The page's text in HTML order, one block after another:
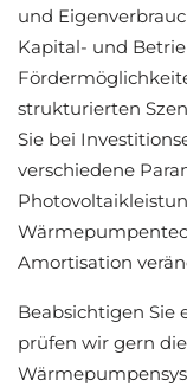
und
Kapital- und
strukturierten
Sie bei
verschiedene
Amortisation
Beabsichtigen Sie
prüfen wir gern